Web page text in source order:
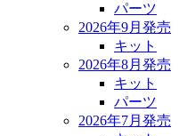
パーツ
2026年9月発売
キット
2026年8月発売
キット
パーツ
2026年7月発売